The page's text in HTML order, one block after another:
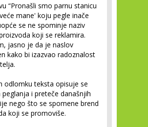
“Pronašli smo parnu stanicu
mane' koju pegle inače
se ne spominje naziv
koji se reklamira.
jasno je da je naslov
kako bi izazvao radoznalost
odlomku teksta opisuje se
i preteče današnjih
nego što se spomene brend
koji se promoviše.